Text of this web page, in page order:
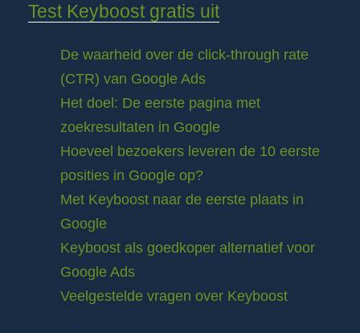
Test Keyboost gratis uit
De waarheid over de click-through rate
(CTR) van Google Ads
Het doel: De eerste pagina met
zoekresultaten in Google
Hoeveel bezoekers leveren de 10 eerste
posities in Google op?
Met Keyboost naar de eerste plaats in
Google
Keyboost als goedkoper alternatief voor
Google Ads
Veelgestelde vragen over Keyboost